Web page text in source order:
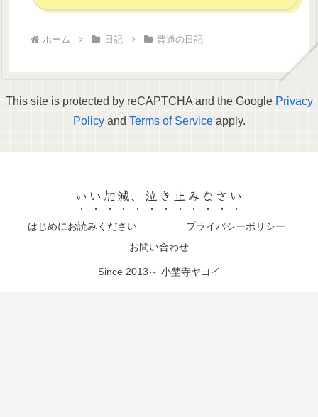
ホーム 日記 普通の日記
This site is protected by reCAPTCHA and the Google Privacy
Policyand Terms of Serviceapply.
いい加減、泣き止みなさい
はじめにお読みください
プライバシーポリシー
お問い合わせ
Since 2013～ 小埜寺ヤヨイ